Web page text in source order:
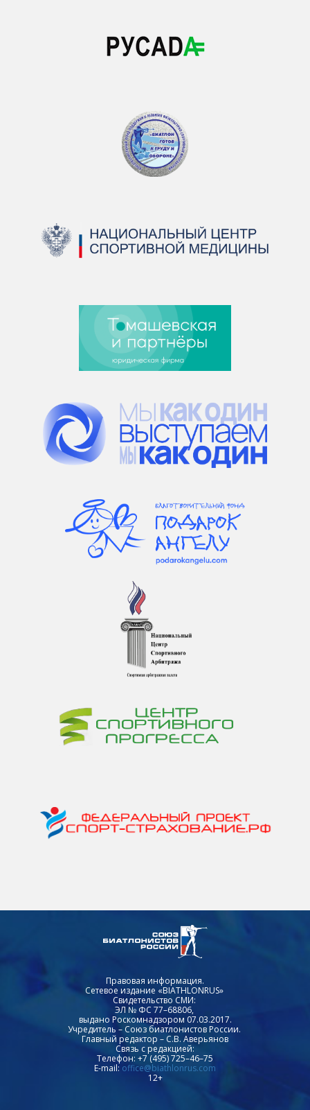
Правовая информация.
Сетевое издание «BIATHLONRUS»
Свидетельство СМИ:
ЭЛ № ФС 77–68806,
выдано Роскомнадзором 07.03.2017.
Учредитель – Союз биатлонистов России.
Главный редактор – С.В. Аверьянов
Связь с редакцией:
Телефон: +7 (495) 725–46–75
E-mail: office@biathlonrus.com
12+